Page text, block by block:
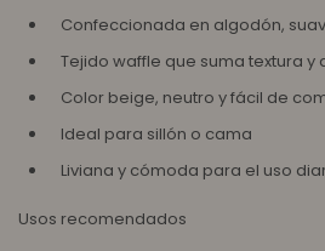
Confeccionada en algodón,
Tejido waffle que suma textura y
Color beige, neutro y fácil de
Ideal para sillón o cama
Liviana y cómoda para el uso
Usos recomendados